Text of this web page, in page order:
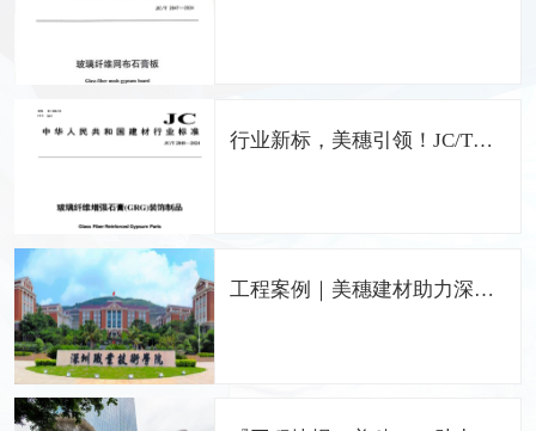
行业新标，美穗引领！JC/T
工程案例｜美穗建材助力深圳